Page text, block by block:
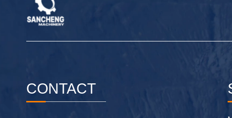
CONTACT